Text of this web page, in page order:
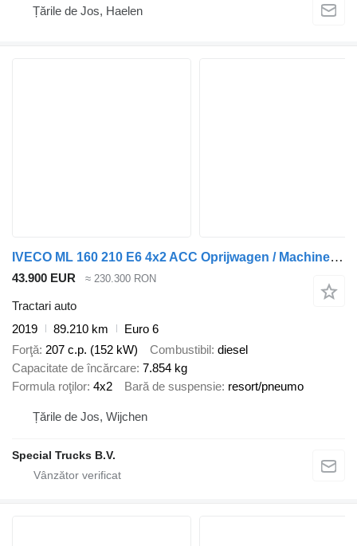
Țările de Jos, Haelen
IVECO ML 160 210 E6 4x2 ACC Oprijwagen / Machine transporter (Only 89
43.900 EUR ≈ 230.300 RON
Tractari auto
2019
89.210 km
Euro 6
Forţă 207 c.p. (152 kW) Combustibil diesel
Capacitate de încărcare 7.854 kg
Formula roţilor 4x2 Bară de suspensie resort/pneumo
Țările de Jos, Wijchen
Special Trucks B.V.